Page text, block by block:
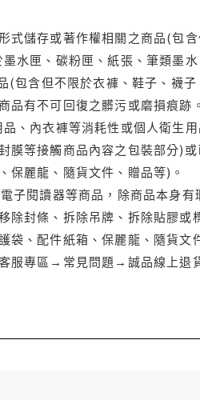
式儲存或著作權相關之商品(包
水匣、碳粉匣、紙張、筆類墨
(包含但不限於衣褲、鞋子、襪
品有不可回復之髒污或磨損痕跡。
、內衣褲等消耗性或個人衛生
膜等接觸商品內容之包裝部分)
保麗龍、隨貨文件、贈品等)。
子閱讀器等商品，除商品本身
除封條、拆除吊牌、拆除貼膠
袋、配件紙箱、保麗龍、隨貨文
服專區→常見問題→誠品線上退